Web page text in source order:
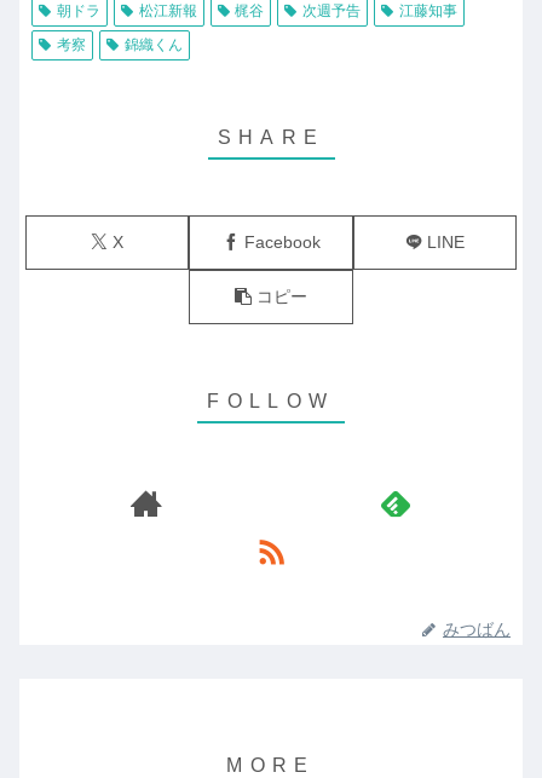
朝ドラ
松江新報 梶谷 次週予告
江藤知事
考察
錦織くん
X Facebook LINE
コピー
みつばん